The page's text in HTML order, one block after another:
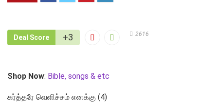
Deal Score +3 2616
Shop Now: Bible, songs & etc
கர்த்தரே வெளிச்சம் எனக்கு (4)